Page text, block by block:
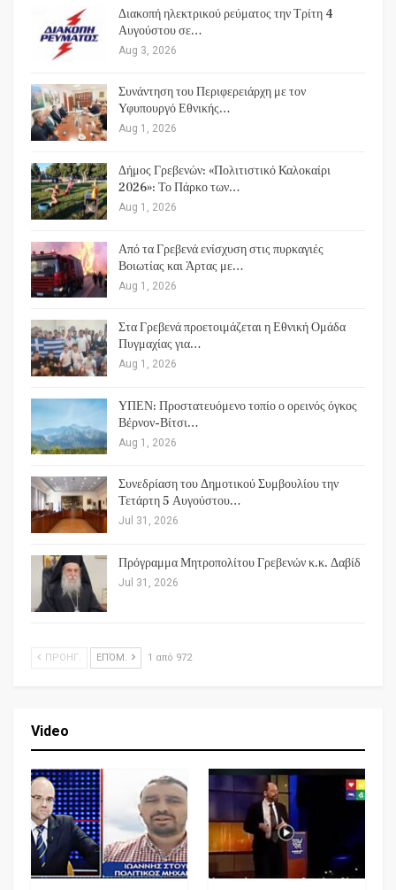
Διακοπή ηλεκτρικού ρεύματος την Τρίτη 4
Αυγούστου σε…
Aug 3, 2026
Συνάντηση του Περιφερειάρχη με τον
Υφυπουργό Εθνικής…
Aug 1, 2026
Δήμος Γρεβενών: «Πολιτιστικό Καλοκαίρι
2026»: Το Πάρκο των…
Aug 1, 2026
Από τα Γρεβενά ενίσχυση στις πυρκαγιές
Βοιωτίας και Άρτας με…
Aug 1, 2026
Στα Γρεβενά προετοιμάζεται η Εθνική Ομάδα
Πυγμαχίας για…
Aug 1, 2026
ΥΠΕΝ: Προστατευόμενο τοπίο ο ορεινός όγκος
Βέρνον-Βίτσι…
Aug 1, 2026
Συνεδρίαση του Δημοτικού Συμβουλίου την
Τετάρτη 5 Αυγούστου…
Jul 31, 2026
Πρόγραμμα Μητροπολίτου Γρεβενών κ.κ. Δαβίδ
Jul 31, 2026
ΠΡΟΗΓ. ΕΠΌΜ. 1 από 972
Video